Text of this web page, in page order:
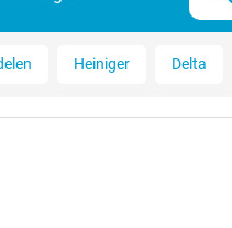
Heiniger Delta